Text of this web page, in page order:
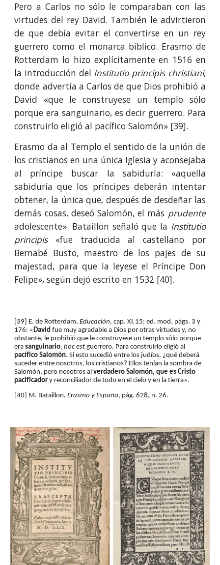
Pero a Carlos no sólo le comparaban con las
virtudes del rey David. También le advirtieron
de que debía evitar el convertirse en un rey
guerrero como el monarca bíblico. Erasmo de
Rotterdam lo hizo explícitamente en 1516 en
la introducción del Institutio principis christiani,
donde advertía a Carlos de que Dios prohibió a
David «que le construyese un templo sólo
porque era sanguinario, es decir guerrero. Para
construirlo eligió al pacífico Salomón» [39].
Erasmo da al Templo el sentido de la unión de
los cristianos en una única Iglesia y aconsejaba
al príncipe buscar la sabiduría: «aquella
sabiduría que los príncipes deberán intentar
obtener, la única que, después de desdeñar las
demás cosas, deseó Salomón, el más prudente
adolescente». Bataillon señaló que la Institutio
principis«fue traducida al castellano por
Bernabé Busto, maestro de los pajes de su
majestad, para que la leyese el Príncipe Don
Felipe», según dejó escrito en 1532 [40].
[39] E. de Rotterdam, Educación, cap. XI.15; ed. mod. págs. 3 y
176: «David fue muy agradable a Dios por otras virtudes y, no
obstante, le prohibió que le construyese un templo sólo porque
era sanguinario, hoc est
pacífico Salomón. Si esto sucedió entre los judíos, ¿qué deberá
suceder entre nosotros, los cristianos? Ellos tenían la sombra de
Salomón, pero nosotros al verdadero Salomón, que es Cristo
pacificador y reconciliador de todo en el cielo y en la tierra».
[40] M. Bataillon, Erasmo y España, pág. 628, n. 26.